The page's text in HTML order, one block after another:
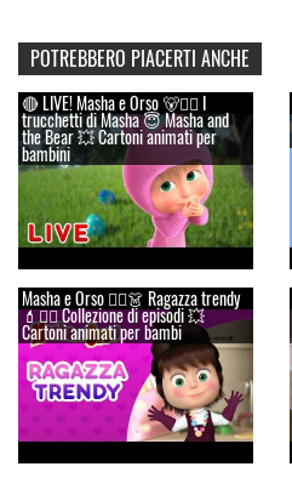
POTREBBERO PIACERTI ANCHE
🔴 LIVE! Masha e Orso 🐻👱‍♀️ I
trucchetti di Masha 😇 Masha and
the Bear 💥 Cartoni animati per
bambini
Masha e Orso 👱‍♀️👗 Ragazza trendy
💄👱‍♀️ Collezione di episodi 💥
Cartoni animati per bambi